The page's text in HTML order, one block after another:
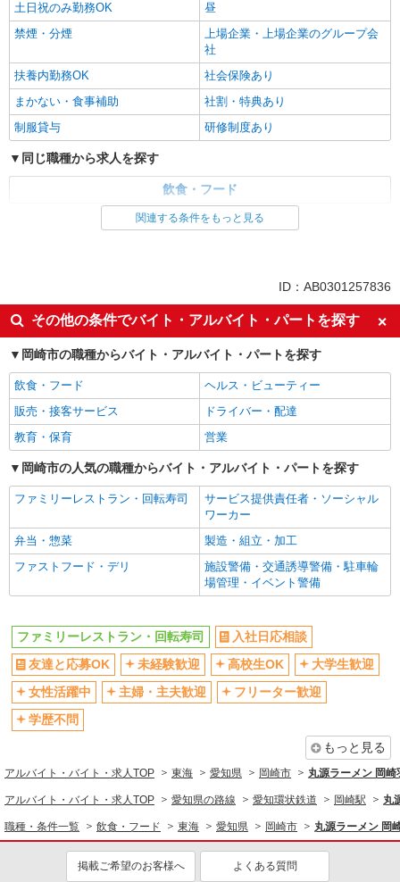
土日祝のみ勤務OK
昼
禁煙・分煙
上場企業・上場企業のグループ会
社
扶養内勤務OK
社会保険あり
まかない・食事補助
社割・特典あり
制服貸与
研修制度あり
同じ職種から求人を探す
飲食・フード
同じ特徴から求人を探す
週2～3日勤務OK
短時間勤務（1日4h以内）OK
上場企業・上場企業のグループ会
社
扶養内勤務OK
社会保険あり まかない・食事補助
関連する条件をもっと見る
ID：AB0301257836
その他の条件でバイト・アルバイト・パートを探す
岡崎市の職種からバイト・アルバイト・パートを探す
飲食・フード
ヘルス・ビューティー
販売・接客サービス
ドライバー・配達
教育・保育
営業
岡崎市の人気の職種からバイト・アルバイト・パートを探す
ファミリーレストラン・回転寿司
サービス提供責任者・ソーシャル
ワーカー
弁当・惣菜
製造・組立・加工
ファストフード・デリ
施設警備・交通誘導警備・駐車輪
場管理・イベント警備
ファミリーレストラン・回転寿司
入社日応相談
友達と応募OK
未経験歓迎 高校生OK
大学生歓迎
女性活躍中
主婦・主夫歓迎
フリーター歓迎
学歴不問
もっと見る
アルバイト・バイト・求人TOP 東海 愛知県 岡崎市 丸源ラーメン 岡
アルバイト・バイト・求人TOP 愛知県の路線 愛知環状鉄道 岡崎駅 丸
職種・条件一覧 飲食・フード 東海 愛知県 岡崎市 丸源ラーメン 岡
掲載ご希望のお客様へ よくある質問